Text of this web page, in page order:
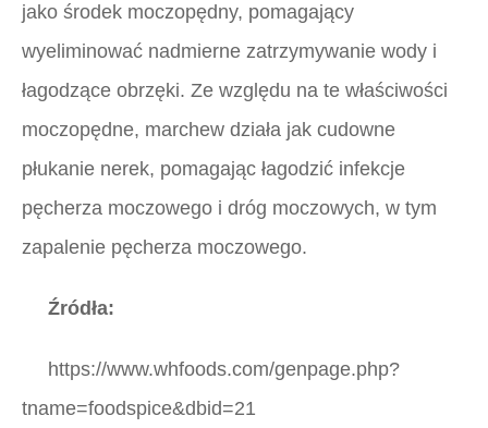
jako środek moczopędny, pomagający
wyeliminować nadmierne zatrzymywanie wody i
łagodzące obrzęki. Ze względu na te właściwości
moczopędne, marchew działa jak cudowne
płukanie nerek, pomagając łagodzić infekcje
pęcherza moczowego i dróg moczowych, w tym
zapalenie pęcherza moczowego.
Źródła:
https://www.whfoods.com/genpage.php?
tname=foodspice&dbid=21